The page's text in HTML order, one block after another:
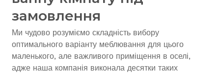
замовлення
Ми чудово розуміємо складність вибору
оптимального варіанту меблювання для цього
маленького, але важливого приміщення в оселі,
адже наша компанія виконала десятки таких